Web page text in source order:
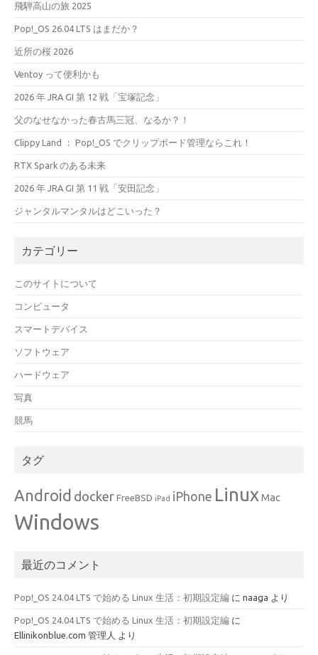
飛騨高山の旅 2025
Pop!_OS 26.04 LTS はまだか？
近所の桜 2026
Ventoy って便利かも
2026 年 JRA GI 第 12 戦「宝塚記念」
父のなせなかった春古馬三冠、なるか？！
Clippy Land ： Pop!_OS でクリップボード管理ならこれ！
RTX Spark のある未来
2026 年 JRA GI 第 11 戦「安田記念」
ジャンタルマンタルはどこいった？
カテゴリー
このサイトについて
コンピュータ
スマートデバイス
ソフトウェア
ハードウェア
写真
競馬
タグ
Android docker FreeBSD iPad iPhone Linux Mac
Windows
最近のコメント
Pop!_OS 24.04 LTS で始める Linux 生活：初期設定編 に naaga より
Pop!_OS 24.04 LTS で始める Linux 生活：初期設定編 に
Ellinikonblue.com 管理人
より